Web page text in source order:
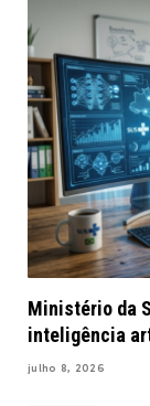
Ministério da
inteligência
julho 8, 2026